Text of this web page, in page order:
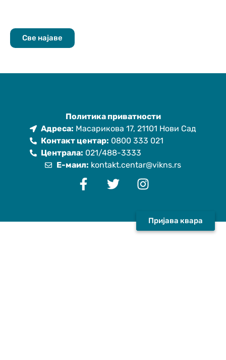
Све најаве
Пријава квара
Политика приватности
Адреса: Масарикова 17, 21101 Нови Сад
Контакт центар: 0800 333 021
Централа: 021/488-3333
Е-маил: kontakt.centar@vikns.rs